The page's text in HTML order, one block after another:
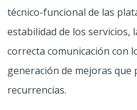
técnico-funcional de las
estabilidad de los servicios,
correcta comunicación con
generación de mejoras
recurrencias.